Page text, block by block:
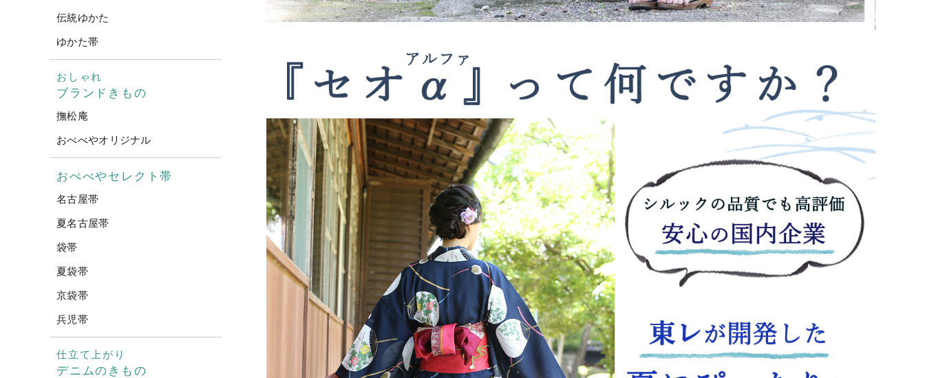
伝統ゆかた
ゆかた帯
おしゃれ
ブランドきもの
撫松庵
おべべやオリジナル
おべべやセレクト帯
名古屋帯
夏名古屋帯
袋帯
夏袋帯
京袋帯
兵児帯
仕立て上がり
デニムのきもの